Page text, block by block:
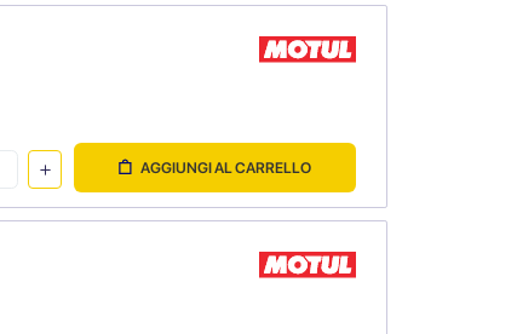
AGGIUNGI AL CARRELLO